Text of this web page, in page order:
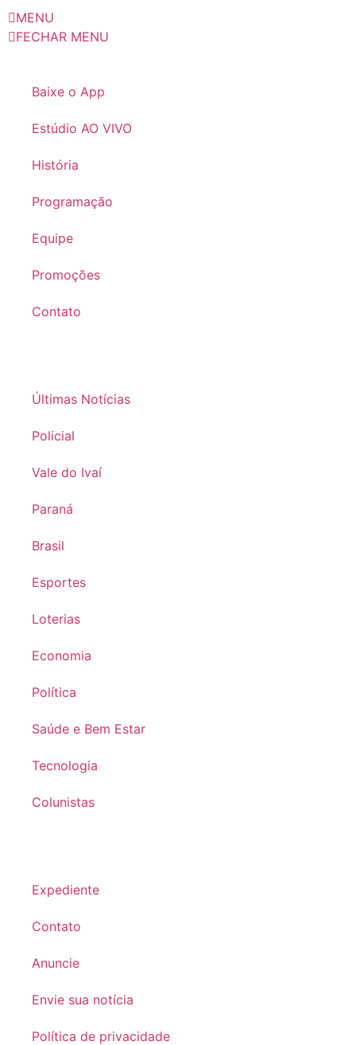
MENU
FECHAR MENU
Baixe o App
Estúdio AO VIVO
História
Programação
Equipe
Promoções
Contato
Últimas Notícias
Policial
Vale do Ivaí
Paraná
Brasil
Esportes
Loterias
Economia
Política
Saúde e Bem Estar
Tecnologia
Colunistas
Expediente
Contato
Anuncie
Envie sua notícia
Política de privacidade